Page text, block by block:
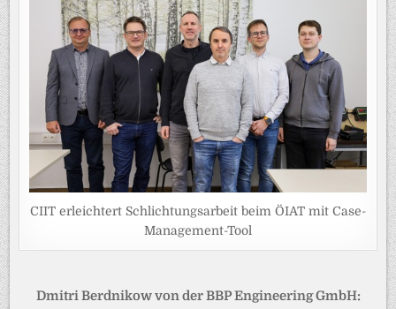
CIIT erleichtert Schlichtungsarbeit beim ÖIAT mit Case-
Management-Tool
Beitragsnavigation
Dmitri Berdnikow von der BBP Engineering GmbH: